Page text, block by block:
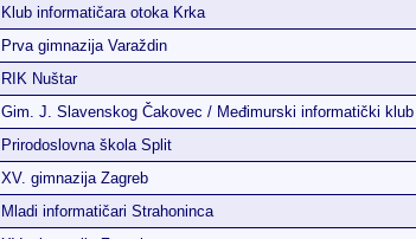
Klub informatičara otoka Krka
Prva gimnazija Varaždin
RIK Nuštar
Gim. J. Slavenskog Čakovec / Međimurski informatički klub
Prirodoslovna škola Split
XV. gimnazija Zagreb
Mladi informatičari Strahoninca